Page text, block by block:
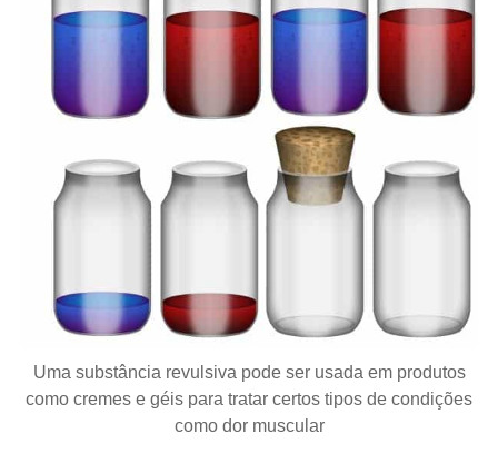
Uma substância revulsiva pode ser usada em produtos
como cremes e géis para tratar certos tipos de condições
como dor muscular